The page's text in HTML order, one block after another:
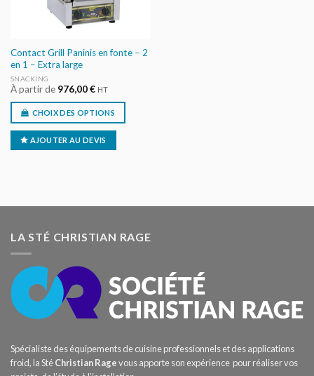
Contact Grill Paninis en fonte – 2
en 1 – Extra large
SNACKING
À partir de 976,00€ HT
CHOIX DES OPTIONS
AJOUTER AU DEVIS
LA STÉ CHRISTIAN RAGE
Spécialiste des équipements de cuisine professionnels et des applications
froid, la StéChristian Ragevous apporte son expérience pour réaliser vos